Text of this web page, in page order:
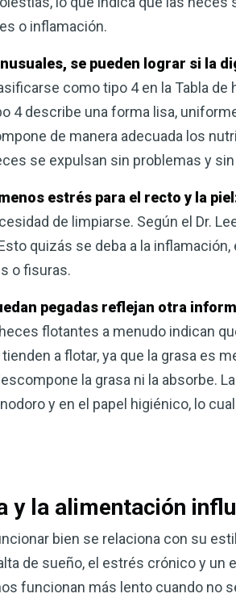
o inflamación.
se pueden lograr si la
como tipo 4 en la Tabla
4 describe una forma lisa,
de manera adecuada los
se expulsan sin problemas y
estrés para el recto y la
de limpiarse. Según el Dr.
quizás se deba a la
o fisuras.
pegadas reflejan otra
flotantes a menudo indican
a flotar, ya que la grasa es
la grasa ni la absorbe.
y en el papel higiénico, lo
y la alimentación
bien se relaciona con su
de sueño, el estrés crónico y
funcionan más lento cuando no